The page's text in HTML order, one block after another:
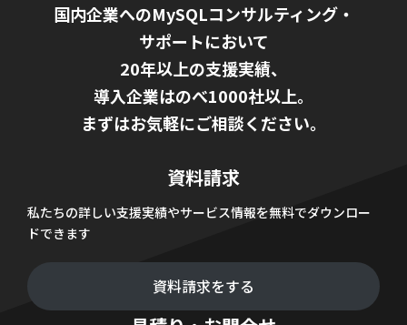
国内企業へのMySQLコンサルティング・
サポートにおいて
20年以上の支援実績、
導入企業はのべ1000社以上。
まずはお気軽にご相談ください。
資料請求
私たちの詳しい支援実績やサービス情報を無料でダウンロー
ドできます
資料請求をする